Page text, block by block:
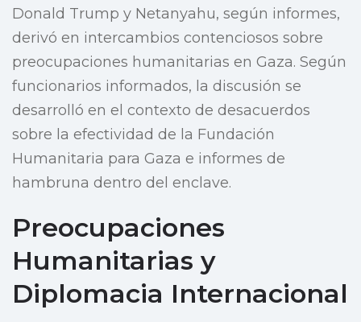
Donald Trump y Netanyahu, según informes,
derivó en intercambios contenciosos sobre
preocupaciones humanitarias en Gaza. Según
funcionarios informados, la discusión se
desarrolló en el contexto de desacuerdos
sobre la efectividad de la Fundación
Humanitaria para Gaza e informes de
hambruna dentro del enclave.
Preocupaciones
Humanitarias y
Diplomacia Internacional